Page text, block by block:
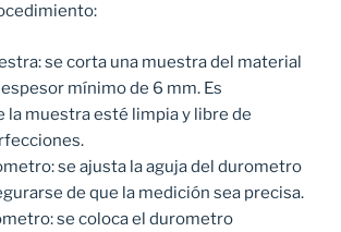
se corta una muestra del material
mínimo de 6 mm. Es
la muestra esté limpia y libre de
se ajusta la aguja del durometro
de que la medición sea precisa.
se coloca el durometro